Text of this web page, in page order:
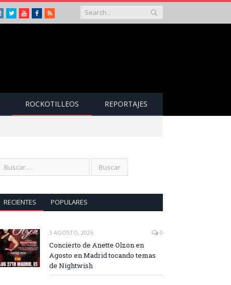
Instagram
TwitterYoutubeFacebook
RSS
ROCKOTILLEOS REPORTAJES
RECIENTES POPULARES
3 AGOSTO, 2026 0
Concierto de Anette Olzon en
Agosto en Madrid tocando temas
de Nightwish